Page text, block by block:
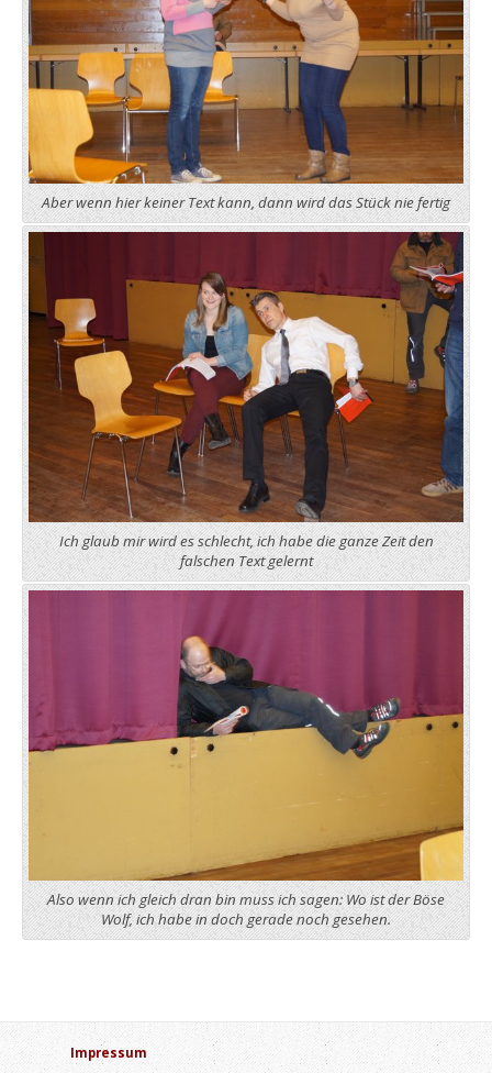
Aber wenn hier keiner Text kann, dann wird das Stück nie fertig
Ich glaub mir wird es schlecht, ich habe die ganze Zeit den
falschen Text gelernt
Also wenn ich gleich dran bin muss ich sagen: Wo ist der Böse
Wolf, ich habe in doch gerade noch gesehen.
Impressum